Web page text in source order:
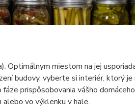
miestom na jej
budovy, vyberte si interiér, ktorý je
prispôsobovania vášho
vo výklenku v hale.